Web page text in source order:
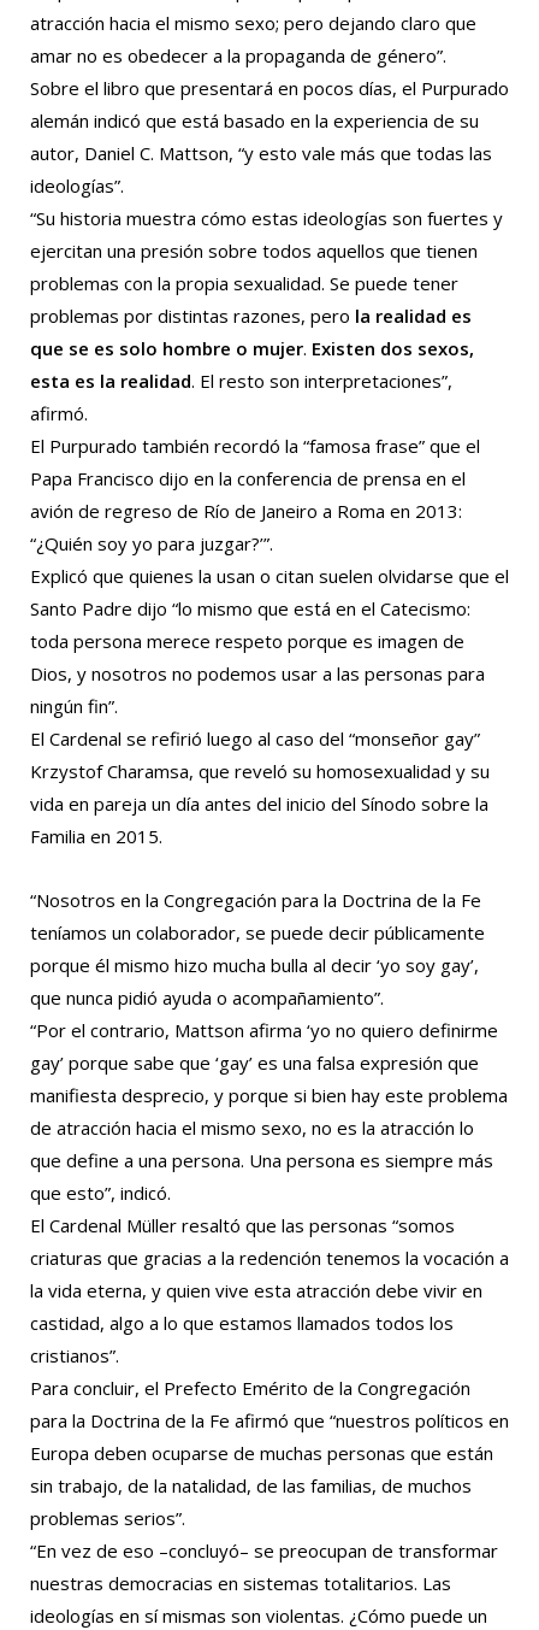
atracción hacia el mismo sexo; pero dejando claro que
amar no es obedecer a la propaganda de género”.
Sobre el libro que presentará en pocos días, el Purpurado
alemán indicó que está basado en la experiencia de su
autor, Daniel C. Mattson, “y esto vale más que todas las
ideologías”.
“Su historia muestra cómo estas ideologías son fuertes y
ejercitan una presión sobre todos aquellos que tienen
problemas con la propia sexualidad. Se puede tener
problemas por distintas razones, pero la realidad es
que se es solo hombre o mujer. Existen dos sexos,
esta es la realidad. El resto son interpretaciones”,
afirmó.
El Purpurado también recordó la “famosa frase” que el
Papa Francisco dijo en la conferencia de prensa en el
avión de regreso de Río de Janeiro a Roma en 2013:
“¿Quién soy yo para juzgar?’”.
Explicó que quienes la usan o citan suelen olvidarse que el
Santo Padre dijo “lo mismo que está en el Catecismo:
toda persona merece respeto porque es imagen de
Dios, y nosotros no podemos usar a las personas para
ningún fin”.
El Cardenal se refirió luego al caso del “monseñor gay”
Krzystof Charamsa, que reveló su homosexualidad y su
vida en pareja un día antes del inicio del Sínodo sobre la
Familia en 2015.
“Nosotros en la Congregación para la Doctrina de la Fe
teníamos un colaborador, se puede decir públicamente
porque él mismo hizo mucha bulla al decir ‘yo soy gay’,
que nunca pidió ayuda o acompañamiento”.
“Por el contrario, Mattson afirma ‘yo no quiero definirme
gay’ porque sabe que ‘gay’ es una falsa expresión que
manifiesta desprecio, y porque si bien hay este problema
de atracción hacia el mismo sexo, no es la atracción lo
que define a una persona. Una persona es siempre más
que esto”, indicó.
El Cardenal Müller resaltó que las personas “somos
criaturas que gracias a la redención tenemos la vocación a
la vida eterna, y quien vive esta atracción debe vivir en
castidad, algo a lo que estamos llamados todos los
cristianos”.
Para concluir, el Prefecto Emérito de la Congregación
para la Doctrina de la Fe afirmó que “nuestros políticos en
Europa deben ocuparse de muchas personas que están
sin trabajo, de la natalidad, de las familias, de muchos
problemas serios”.
“En vez de eso –concluyó– se preocupan de transformar
nuestras democracias en sistemas totalitarios. Las
ideologías en sí mismas son violentas. ¿Cómo puede un